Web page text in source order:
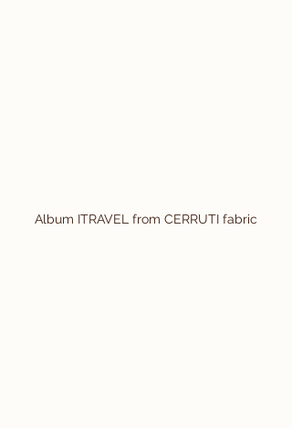
Album ITRAVEL from CERRUTI fabric